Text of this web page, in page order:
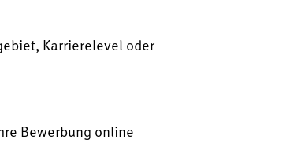
Karrierelevel oder
Bewerbung online